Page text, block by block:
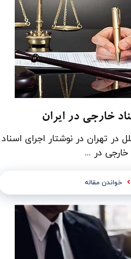
خارجی در ایران
در تهران در نوشتار اجرای اسناد
خارجی در ...
خواندن مقاله